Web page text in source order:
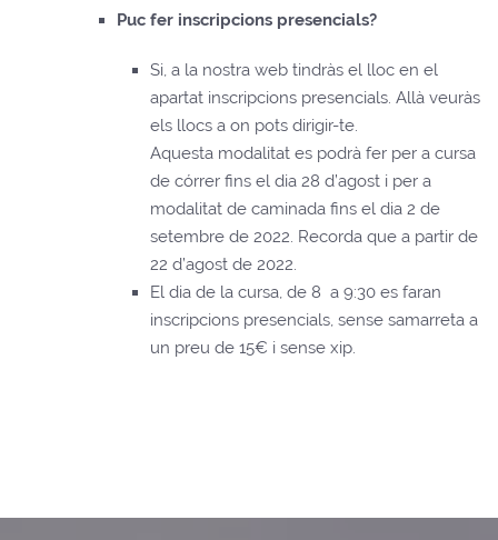
Puc fer inscripcions presencials?
Si, a la nostra web tindràs el lloc en el
apartat inscripcions presencials. Allà veuràs
els llocs a on pots dirigir-te.
Aquesta modalitat es podrà fer per a cursa
de córrer fins el dia 28 d’agost i per a
modalitat de caminada fins el dia 2 de
setembre de 2022. Recorda que a partir de
22 d’agost de 2022.
El dia de la cursa, de 8 a 9:30 es faran
inscripcions presencials, sense samarreta a
un preu de 15€ i sense xip.